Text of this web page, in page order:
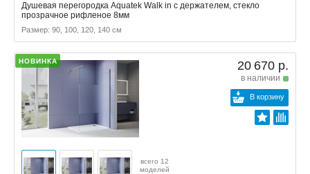
Душевая перегородка Aquatek Walk in с держателем, стекло
прозрачное рифленое 8мм
Размер: 90, 100, 120, 140 см
НОВИНКА 20 670 р.
в наличии
В корзину
всего 12
моделей